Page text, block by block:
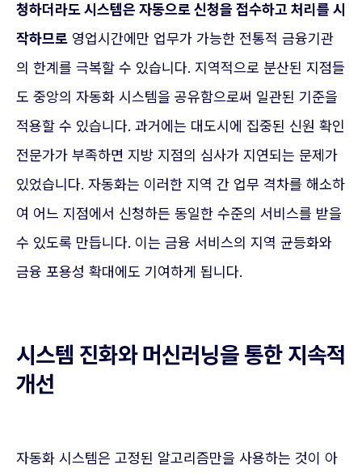
청하더라도 시스템은 자동으로 신청을 접수하고 처리를 시
작하므로 영업시간에만 업무가 가능한 전통적 금융기관
의 한계를 극복할 수 있습니다. 지역적으로 분산된 지점들
도 중앙의 자동화 시스템을 공유함으로써 일관된 기준을
적용할 수 있습니다. 과거에는 대도시에 집중된 신원 확인
전문가가 부족하면 지방 지점의 심사가 지연되는 문제가
있었습니다. 자동화는 이러한 지역 간 업무 격차를 해소하
여 어느 지점에서 신청하든 동일한 수준의 서비스를 받을
수 있도록 만듭니다. 이는 금융 서비스의 지역 균등화와
금융 포용성 확대에도 기여하게 됩니다.
시스템 진화와 머신러닝을 통한 지속적
개선
자동화 시스템은 고정된 알고리즘만을 사용하는 것이 아